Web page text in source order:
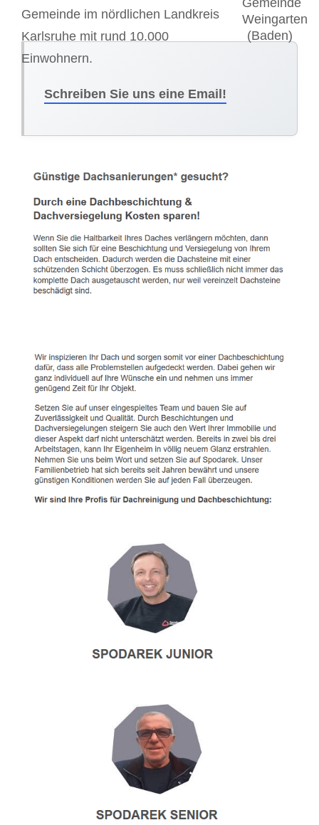
Gemeinde im nördlichen Landkreis
Karlsruhe mit rund 10.000
Einwohnern.
Schreiben Sie uns eine Email!